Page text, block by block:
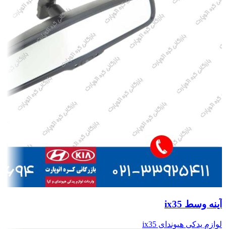
آینه وسط ix35
لوازم یدکی هیوندای ix35